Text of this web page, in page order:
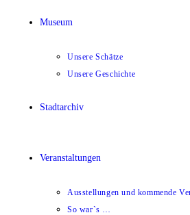
Museum
Unsere Schätze
Unsere Geschichte
Stadtarchiv
Veranstaltungen
Ausstellungen und kommende
So war`s …